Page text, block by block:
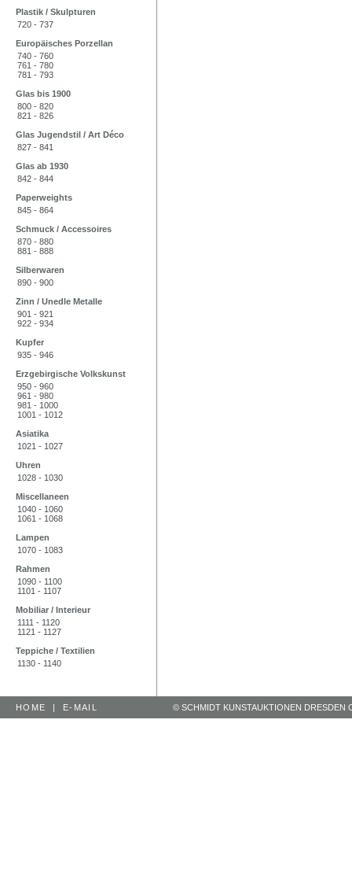
Plastik / Skulpturen
720 - 737
Europäisches Porzellan
740 - 760
761 - 780
781 - 793
Glas bis 1900
800 - 820
821 - 826
Glas Jugendstil / Art Déco
827 - 841
Glas ab 1930
842 - 844
Paperweights
845 - 864
Schmuck / Accessoires
870 - 880
881 - 888
Silberwaren
890 - 900
Zinn / Unedle Metalle
901 - 921
922 - 934
Kupfer
935 - 946
Erzgebirgische Volkskunst
950 - 960
961 - 980
981 - 1000
1001 - 1012
Asiatika
1021 - 1027
Uhren
1028 - 1030
Miscellaneen
1040 - 1060
1061 - 1068
Lampen
1070 - 1083
Rahmen
1090 - 1100
1101 - 1107
Mobiliar / Interieur
1111 - 1120
1121 - 1127
Teppiche / Textilien
1130 - 1140
HOME | E-MAIL © SCHMIDT KUNSTAUKTIONEN DRESDEN